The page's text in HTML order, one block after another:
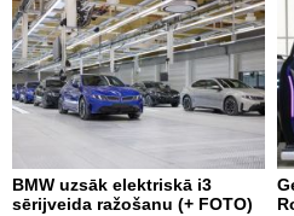
BMW uzsāk elektriskā i3
sērijveida ražošanu (+ FOTO)